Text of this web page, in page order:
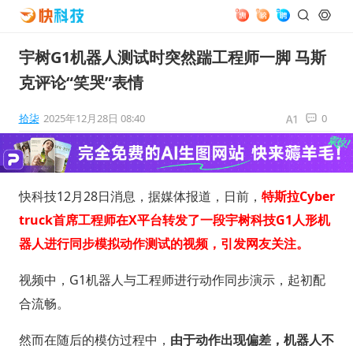
宇树G1机器人测试时突然踹工程师一脚 马斯
克评论“笑哭”表情
拾柒 2025年12月28日 08:40 0
快科技12月28日消息，据媒体报道，日前， 特斯拉Cyber
truck首席工程师在X平台转发了一段宇树科技G1人形机
器人进行同步模拟动作测试的视频，引发网友关注。
视频中，G1机器人与工程师进行动作同步演示，起初配
合流畅。
然而在随后的模仿过程中， 由于动作出现偏差，机器人不